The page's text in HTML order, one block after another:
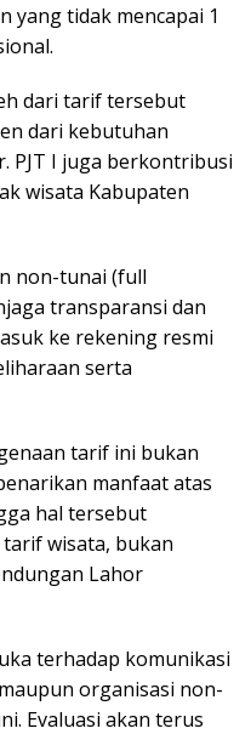
yang tidak mencapai 1
dari tarif tersebut
dari kebutuhan
PJT I juga berkontribusi
wisata Kabupaten
non-tunai (full
transparansi dan
ke rekening resmi
serta
tarif ini bukan
manfaat atas
hal tersebut
wisata, bukan
Lahor
terhadap komunikasi
organisasi non-
Evaluasi akan terus